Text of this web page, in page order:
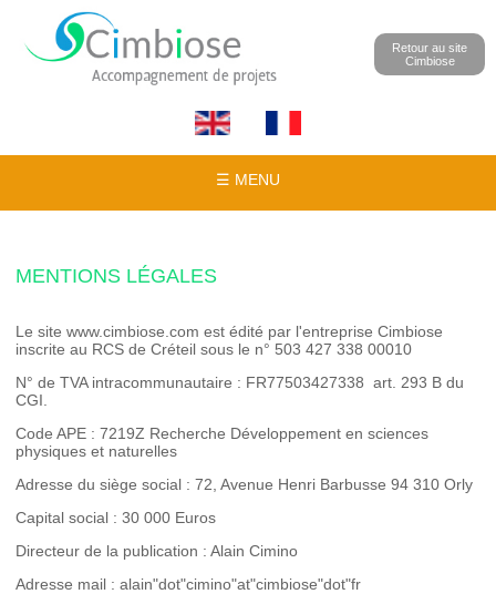
Retour au site
Cimbiose
☰ MENU
MENTIONS LÉGALES
Le site www.cimbiose.com est édité par l'entreprise Cimbiose
inscrite au RCS de Créteil sous le n° 503 427 338 00010
N° de TVA intracommunautaire : FR77503427338 art. 293 B du
CGI.
Code APE : 7219Z Recherche Développement en sciences
physiques et naturelles
Adresse du siège social : 72, Avenue Henri Barbusse 94 310 Orly
Capital social : 30 000 Euros
Directeur de la publication : Alain Cimino
Adresse mail : alain"dot"cimino"at"cimbiose"dot"fr